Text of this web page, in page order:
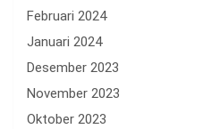
Februari 2024
Januari 2024
Desember 2023
November 2023
Oktober 2023